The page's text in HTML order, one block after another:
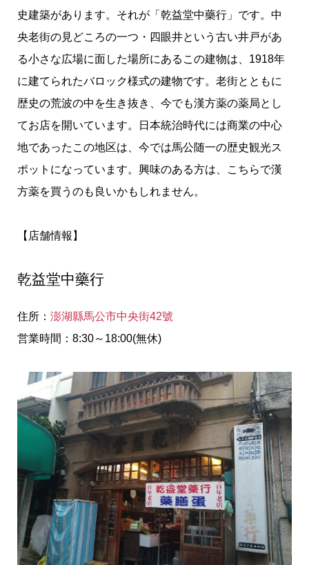
史建築があります。それが「乾益堂中藥行」です。中
央老街の見どころの一つ・四眼井という古い井戸があ
る小さな広場に面した場所にあるこの建物は、1918年
に建てられたバロック様式の建物です。老街とともに
歴史の荒波の中を生き抜き、今でも漢方薬の薬局とし
てお店を開いています。日本統治時代には商業の中心
地であったこの地区は、今では馬公随一の歴史観光ス
ポットになっています。興味のある方は、こちらで漢
方薬を買うのも良いかもしれません。
【店舗情報】
乾益堂中藥行
住所： 澎湖縣馬公市中央街42號
営業時間：8:30～18:00(無休)